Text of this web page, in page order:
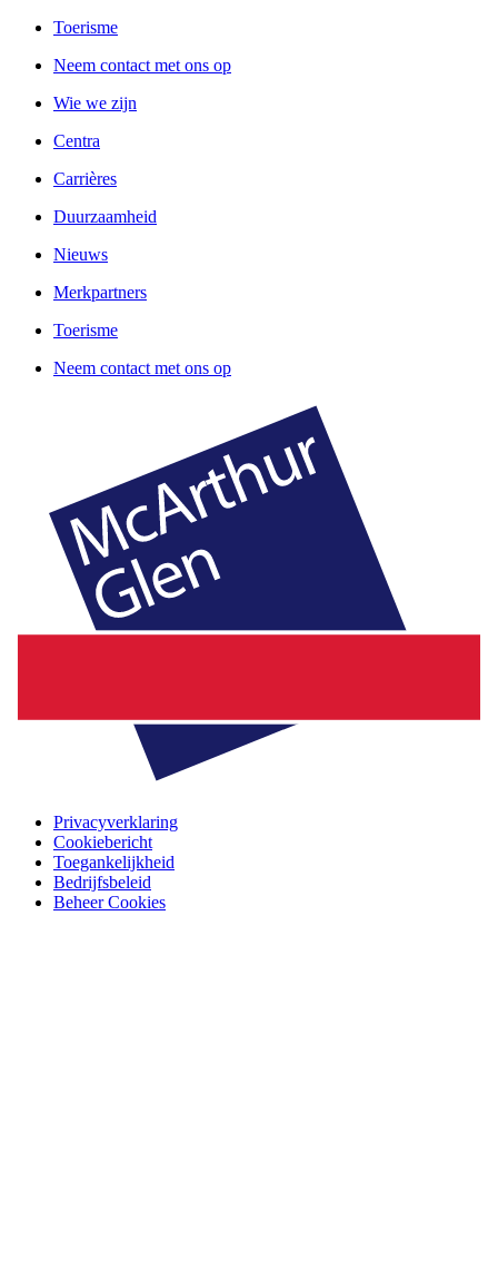
Toerisme
Neem contact met ons op
Wie we zijn
Centra
Carrières
Duurzaamheid
Nieuws
Merkpartners
Toerisme
Neem contact met ons op
Privacyverklaring
Cookiebericht
Toegankelijkheid
Bedrijfsbeleid
Beheer Cookies